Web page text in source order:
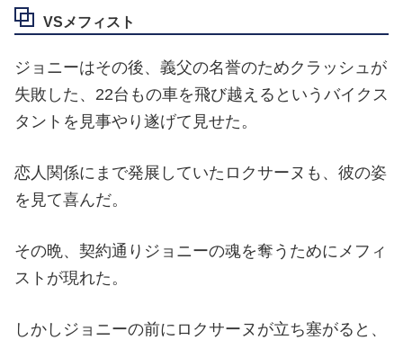
VSメフィスト
ジョニーはその後、義父の名誉のためクラッシュが
失敗した、22台もの車を飛び越えるというバイクス
タントを見事やり遂げて見せた。
恋人関係にまで発展していたロクサーヌも、彼の姿
を見て喜んだ。
その晩、契約通りジョニーの魂を奪うためにメフィ
ストが現れた。
しかしジョニーの前にロクサーヌが立ち塞がると、